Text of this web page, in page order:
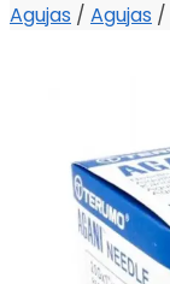
Agujas / Agujas /